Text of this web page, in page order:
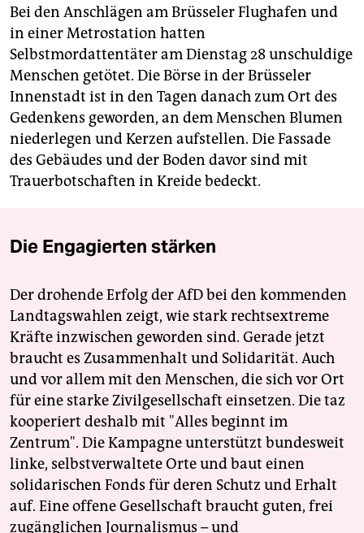
Bei den Anschlägen am Brüsseler Flughafen und
in einer Metrostation hatten
Selbstmordattentäter am Dienstag 28 unschuldige
Menschen getötet. Die Börse in der Brüsseler
Innenstadt ist in den Tagen danach zum Ort des
Gedenkens geworden, an dem Menschen Blumen
niederlegen und Kerzen aufstellen. Die Fassade
des Gebäudes und der Boden davor sind mit
Trauerbotschaften in Kreide bedeckt.
Die Engagierten stärken
Der drohende Erfolg der AfD bei den kommenden
Landtagswahlen zeigt, wie stark rechtsextreme
Kräfte inzwischen geworden sind. Gerade jetzt
braucht es Zusammenhalt und Solidarität. Auch
und vor allem mit den Menschen, die sich vor Ort
für eine starke Zivilgesellschaft einsetzen. Die taz
kooperiert deshalb mit "Alles beginnt im
Zentrum". Die Kampagne unterstützt bundesweit
linke, selbstverwaltete Orte und baut einen
solidarischen Fonds für deren Schutz und Erhalt
auf. Eine offene Gesellschaft braucht guten, frei
zugänglichen Journalismus – und